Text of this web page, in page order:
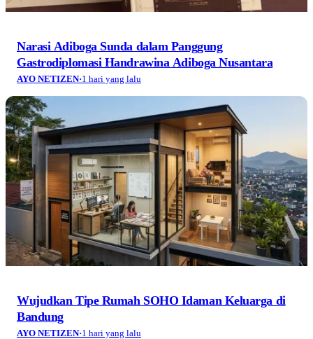
Narasi Adiboga Sunda dalam Panggung
Gastrodiplomasi Handrawina Adiboga Nusantara
AYO NETIZEN·1 hari yang lalu
Wujudkan Tipe Rumah SOHO Idaman Keluarga di
Bandung
AYO NETIZEN·1 hari yang lalu